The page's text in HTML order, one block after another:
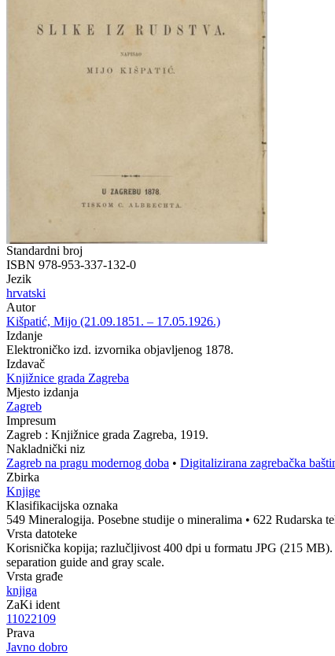
Standardni broj
ISBN 978-953-337-132-0
Jezik
hrvatski
Autor
Kišpatić, Mijo (21.09.1851. – 17.05.1926.)
Izdanje
Elektroničko izd. izvornika objavljenog 1878.
Izdavač
Knjižnice grada Zagreba
Mjesto izdanja
Zagreb
Impresum
Zagreb : Knjižnice grada Zagreba, 1919.
Nakladnički niz
Zagreb na pragu modernog doba • Digitalizirana zagrebačka
Zbirka
Knjige
Klasifikacijska oznaka
549 Mineralogija. Posebne studije o mineralima • 622 Rudarska
Vrsta datoteke
Korisnička kopija; razlučljivost 400 dpi u formatu JPG (215 MB).
separation guide and gray scale.
Vrsta građe
knjiga
ZaKi ident
11022109
Prava
Javno dobro